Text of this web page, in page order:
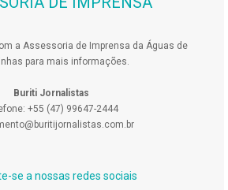
a Assessoria de Imprensa da Águas de
para mais informações.
Buriti Jornalistas
+55 (47) 99647-2444
se a nossas redes sociais